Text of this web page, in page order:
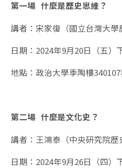
第一場 什麼是歷史思維？
講者：宋家復（國立台灣大學
日期：2024年9月20日（五）
地點：政治大學季陶樓
第二場 什麼是文化史？
講者：王鴻泰（中央研究院歷
日期：2024年9月26日（四）